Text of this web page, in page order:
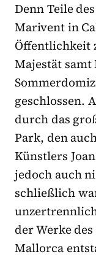
Denn Teile
Marivent in
Öffentlichkeit
Majestät samt
geschlossen.
durch das
Park, den
Künstlers
jedoch auch
schließlich
der Werke
Mallorca